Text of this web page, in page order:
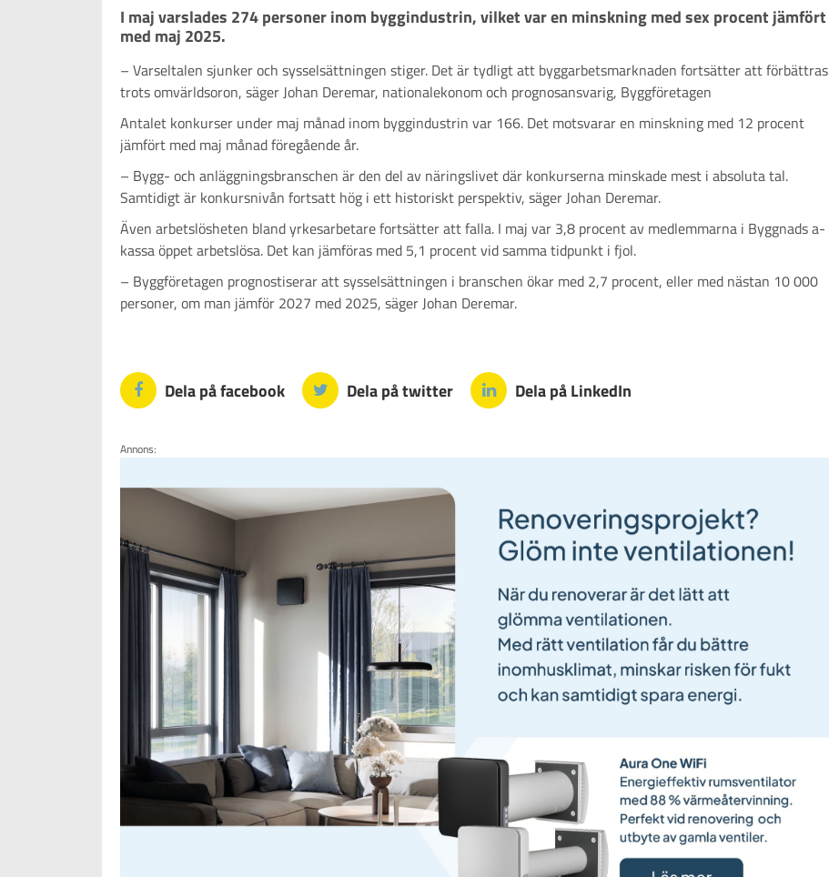
I maj varslades 274 personer inom byggindustrin, vilket var en minskning med sex procent jämfört
med maj 2025.
– Varseltalen sjunker och sysselsättningen stiger. Det är tydligt att byggarbetsmarknaden fortsätter att förbättras
trots omvärldsoron, säger Johan Deremar, nationalekonom och prognosansvarig, Byggföretagen
Antalet konkurser under maj månad inom byggindustrin var 166. Det motsvarar en minskning med 12 procent
jämfört med maj månad föregående år.
– Bygg- och anläggningsbranschen är den del av näringslivet där konkurserna minskade mest i absoluta tal.
Samtidigt är konkursnivån fortsatt hög i ett historiskt perspektiv, säger Johan Deremar.
Även arbetslösheten bland yrkesarbetare fortsätter att falla. I maj var 3,8 procent av medlemmarna i Byggnads a-
kassa öppet arbetslösa. Det kan jämföras med 5,1 procent vid samma tidpunkt i fjol.
– Byggföretagen prognostiserar att sysselsättningen i branschen ökar med 2,7 procent, eller med nästan 10 000
personer, om man jämför 2027 med 2025, säger Johan Deremar.
Dela på facebook Dela på twitter Dela på LinkedIn
Annons: